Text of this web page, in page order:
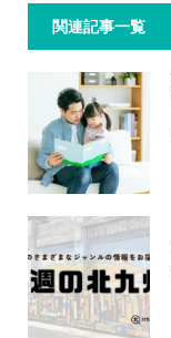
関連記事一覧